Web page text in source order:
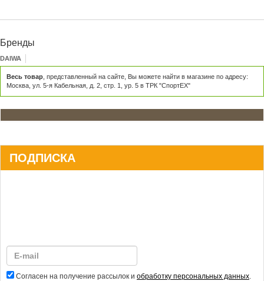
Бренды
DAIWA
Весь товар , представленный на сайте, Вы можете найти в магазине по адресу:
Москва, ул. 5-я Кабельная, д. 2, стр. 1, ур. 5 в ТРК "СпортЕХ"
ПОДПИСКА
Согласен на получение рассылок и обработку персональных данных